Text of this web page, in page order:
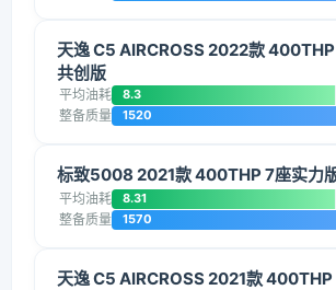
天逸 C5 AIRCROSS 2022款 400THP
共创版
平均油耗 8.3
整备质量 1520
标致5008 2021款 400THP 7座实力
平均油耗 8.31
整备质量 1570
天逸 C5 AIRCROSS 2021款 400THP